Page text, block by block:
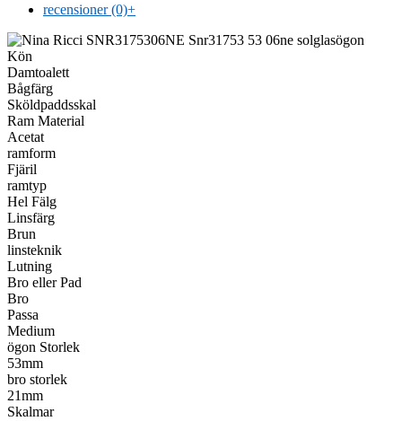
recensioner (0)+
Kön
Damtoalett
Bågfärg
Sköldpaddsskal
Ram Material
Acetat
ramform
Fjäril
ramtyp
Hel Fälg
Linsfärg
Brun
linsteknik
Lutning
Bro eller Pad
Bro
Passa
Medium
ögon Storlek
53mm
bro storlek
21mm
Skalmar